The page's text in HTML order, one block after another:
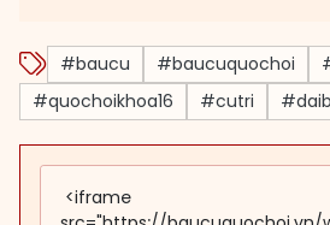
#baucu #baucuquochoi
#quochoikhoa16
#cutri